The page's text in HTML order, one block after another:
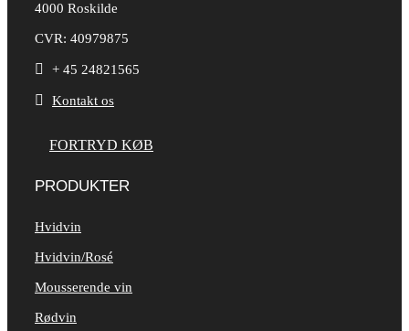
4000 Roskilde
CVR: 40979875
 + 45 24821565
 Kontakt os
FORTRYD KØB
PRODUKTER
Hvidvin
Hvidvin/Rosé
Mousserende vin
Rødvin